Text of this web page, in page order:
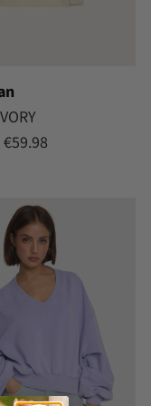
Oorspronkelijke
€119.95.
€59.98Huidige
€59.98.